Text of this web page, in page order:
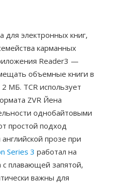
для электронных книг,
карманных
Reader3 —
объемные книги в
МБ. TCR использует
ZVR Йена
однобайтовыми
простой подход
прозе при
Series 3 работал на
с плавающей запятой,
важны для